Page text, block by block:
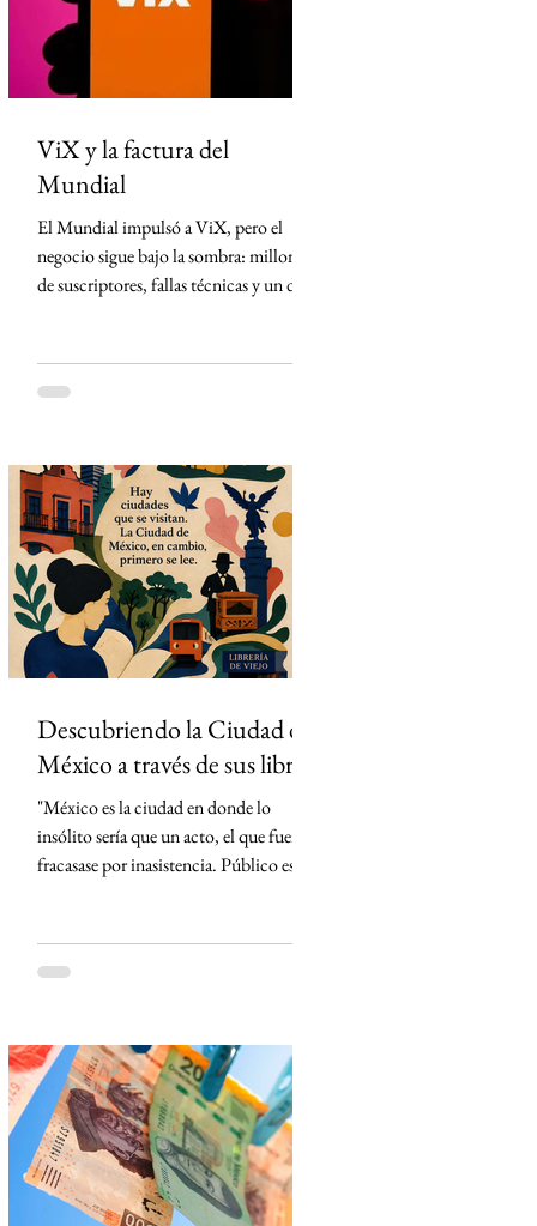
México desde Arizona y la violencia
ligada al crimen o
ViX y la factura del
Mundial
El Mundial impulsó a ViX, pero el
negocio sigue bajo la sombra: millones
de suscriptores, fallas técnicas y un dato
representó la mayor apuesta de
TelevisaUnivision desde el lanzamiento
valioso: los derechos exclusivos para
transmitir por streaming los 104
partidos del torneo en México. La
estrategia parecía impecable: convertir
el evento deportivo
Descubriendo la Ciudad de
México a través de sus libros
"México es la ciudad en donde lo
insólito sería que un acto, el que fuera,
fracasase por inasistencia. Público es lo
de México, en cambio, primero se lee."
Creo que conocí la Ciudad de México
llave distinta y, con cada página, la
ciudad dejó de ser un punto en el mapa
para convertirse en un territorio de
historias. El primero en t